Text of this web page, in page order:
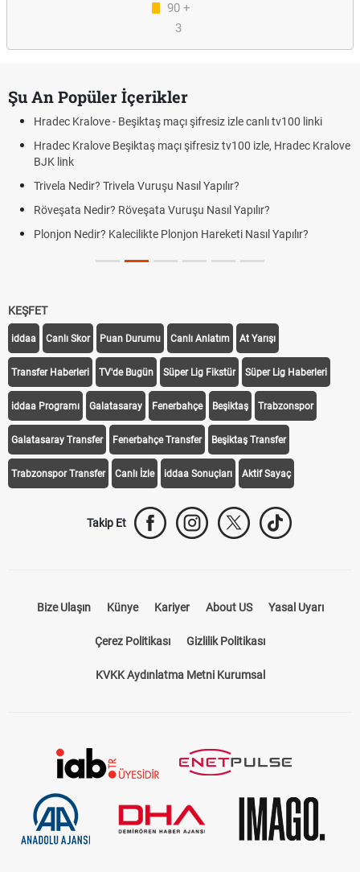
90 +
3
Şu An Popüler İçerikler
Hradec Kralove - Beşiktaş maçı şifresiz izle canlı tv100 linki
Hradec Kralove Beşiktaş maçı şifresiz tv100 izle, Hradec Kralove
BJK link
Trivela Nedir? Trivela Vuruşu Nasıl Yapılır?
Röveşata Nedir? Röveşata Vuruşu Nasıl Yapılır?
Plonjon Nedir? Kalecilikte Plonjon Hareketi Nasıl Yapılır?
KEŞFET
iddaa Canlı Skor Puan Durumu Canlı Anlatım At Yarışı
Transfer Haberleri TV'de Bugün Süper Lig Fikstür Süper Lig Haberleri
iddaa Programı Galatasaray Fenerbahçe Beşiktaş Trabzonspor
Galatasaray Transfer Fenerbahçe Transfer Beşiktaş Transfer
Trabzonspor Transfer Canlı İzle iddaa Sonuçları Aktif Sayaç
Takip Et
Bize Ulaşın Künye Kariyer About US Yasal Uyarı
Çerez Politikası Gizlilik Politikası
KVKK Aydınlatma Metni Kurumsal